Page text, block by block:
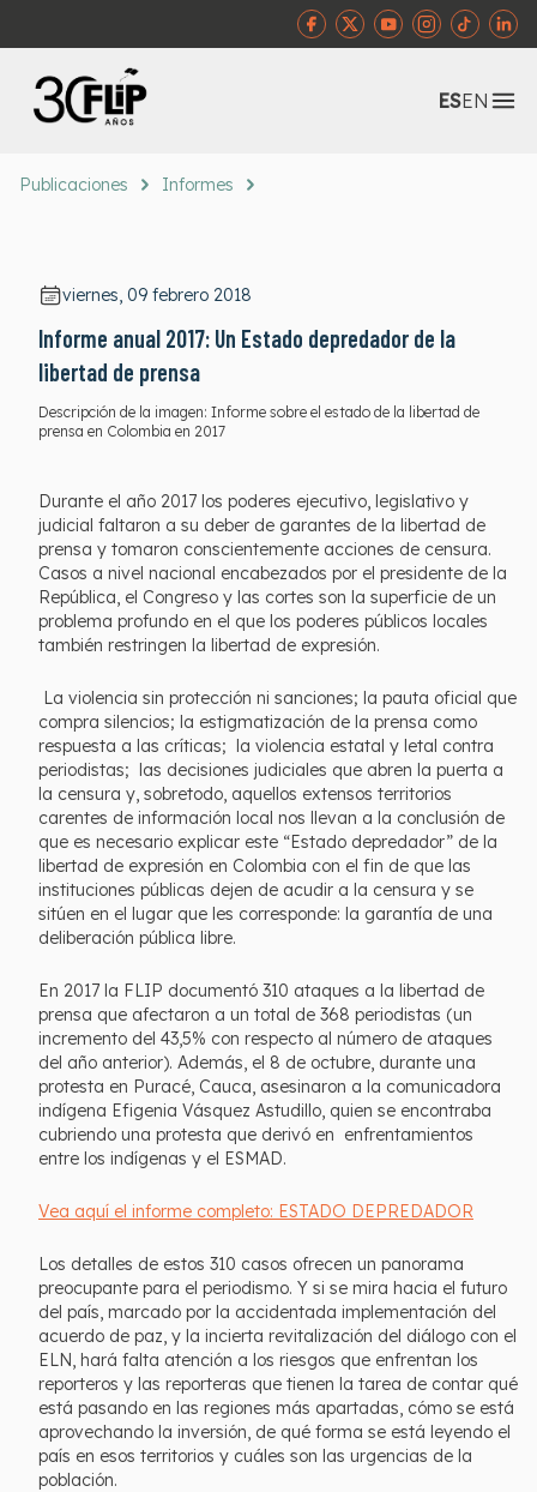
ESEN
Publicaciones Informes
viernes, 09 febrero 2018
Informe anual 2017: Un Estado depredador de la
libertad de prensa
Descripción de la imagen: Informe sobre el estado de la libertad de
prensa en Colombia en 2017
Durante el año 2017 los poderes ejecutivo, legislativo y
judicial faltaron a su deber de garantes de la libertad de
prensa y tomaron conscientemente acciones de censura.
Casos a nivel nacional encabezados por el presidente de la
República, el Congreso y las cortes son la superficie de un
problema profundo en el que los poderes públicos locales
también restringen la libertad de expresión.
La violencia sin protección ni sanciones; la pauta oficial que
compra silencios; la estigmatización de la prensa como
respuesta a las críticas; la violencia estatal y letal contra
periodistas; las decisiones judiciales que abren la puerta a
la censura y, sobretodo, aquellos extensos territorios
carentes de información local nos llevan a la conclusión de
que es necesario explicar este “Estado depredador” de la
libertad de expresión en Colombia con el fin de que las
instituciones públicas dejen de acudir a la censura y se
sitúen en el lugar que les corresponde: la garantía de una
deliberación pública libre.
En 2017 la FLIP documentó 310 ataques a la libertad de
prensa que afectaron a un total de 368 periodistas (un
incremento del 43,5% con respecto al número de ataques
del año anterior). Además, el 8 de octubre, durante una
protesta en Puracé, Cauca, asesinaron a la comunicadora
indígena Efigenia Vásquez Astudillo, quien se encontraba
cubriendo una protesta que derivó en enfrentamientos
entre los indígenas y el ESMAD.
Vea aquí el informe completo: ESTADO DEPREDADOR
Los detalles de estos 310 casos ofrecen un panorama
preocupante para el periodismo. Y si se mira hacia el futuro
del país, marcado por la accidentada implementación del
acuerdo de paz, y la incierta revitalización del diálogo con el
ELN, hará falta atención a los riesgos que enfrentan los
reporteros y las reporteras que tienen la tarea de contar qué
está pasando en las regiones más apartadas, cómo se está
aprovechando la inversión, de qué forma se está leyendo el
país en esos territorios y cuáles son las urgencias de la
población.